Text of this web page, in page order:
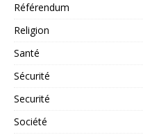
Référendum
Religion
Santé
Sécurité
Securité
Société